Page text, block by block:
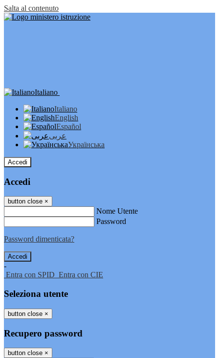
Salta al contenuto
Italiano
Italiano
English
Español
عربى
Українська
Accedi
Accedi
button close ×
Nome Utente
Password
Password dimenticata?
-
Entra con SPID Entra con CIE
Seleziona utente
button close ×
Recupero password
button close ×